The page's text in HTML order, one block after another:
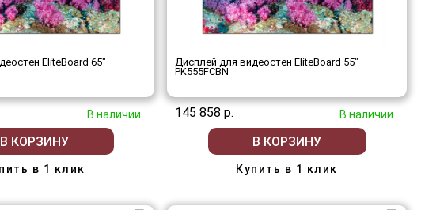
EliteBoard 65"
В наличии
В КОРЗИНУ
в 1 клик
Дисплей для видеостен EliteBoard 55"
PK555FCBN
145 858 р. В наличии
В КОРЗИНУ
Купить в 1 клик